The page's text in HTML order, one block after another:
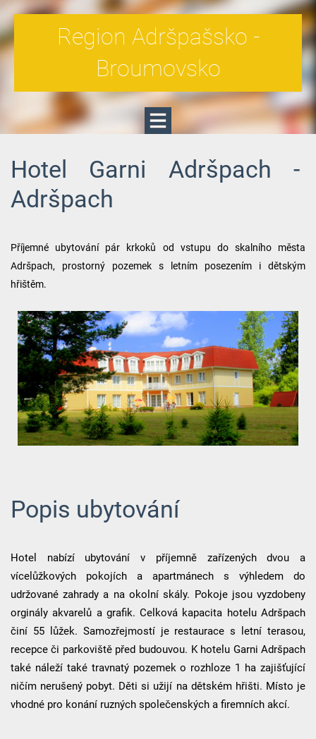
Region Adršpašsko -
Broumovsko
Hotel Garni Adršpach -
Adršpach
Příjemné ubytování pár krkoků od vstupu do skalního města
Adršpach, prostorný pozemek s letním posezením i dětským
hřištěm.
Popis ubytování
Hotel nabízí ubytování v příjemně zařízených dvou a
vícelůžkových pokojích a apartmánech s výhledem do
udržované zahrady a na okolní skály. Pokoje jsou vyzdobeny
orginály akvarelů a grafik. Celková kapacita hotelu Adršpach
činí 55 lůžek. Samozřejmostí je restaurace s letní terasou,
recepce či parkoviště před budouvou. K hotelu Garni Adršpach
také náleží také travnatý pozemek o rozhloze 1 ha zajišťující
ničím nerušený pobyt. Děti si užijí na dětském hřišti. Místo je
vhodné pro konání ruzných společenských a firemních akcí.